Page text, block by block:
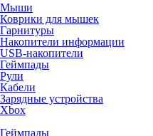
Мыши
Коврики для мышек
Гарнитуры
Накопители информации
USB-накопители
Геймпады
Рули
Кабели
Зарядные устройства
Xbox
Геймпады